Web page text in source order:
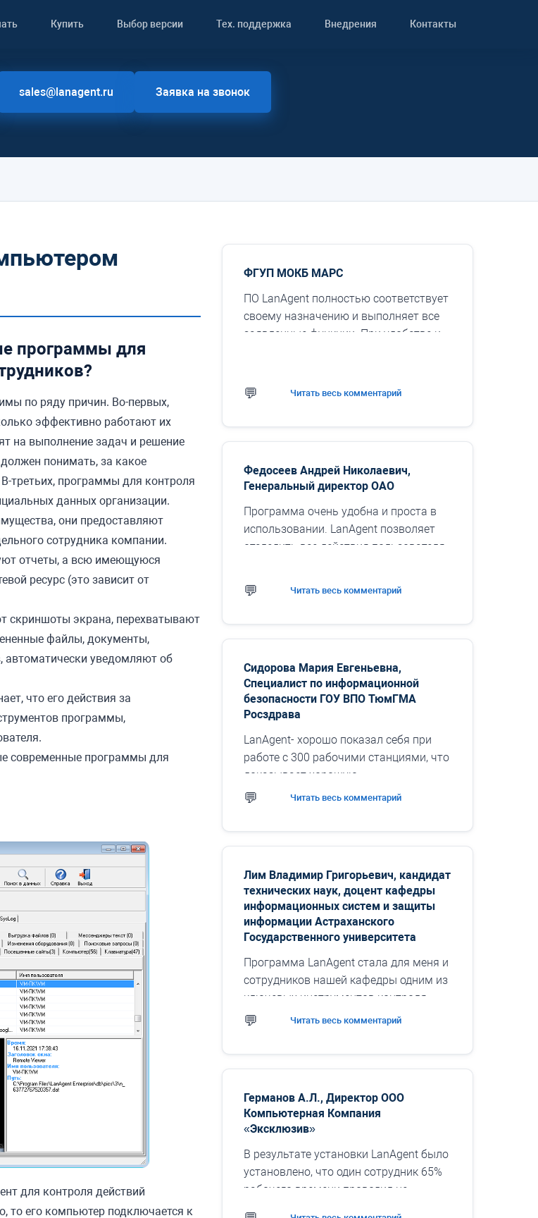
Купить Выбор версии Тех. поддержка Внедрения Контакты
sales@lanagent.ru Заявка на звонок
программы для
по ряду причин. Во-первых,
эффективно работают их
на выполнение задач и решение
понимать, за какое
третьих, программы для контроля
данных организации.
они предоставляют
сотрудника компании.
отчеты, а всю имеющуюся
ресурс (это зависит от
скриншоты экрана, перехватывают
файлы, документы,
автоматически уведомляют об
что его действия за
программы,
современные программы для
для контроля действий
то его компьютер подключается к
ФГУП МОКБ МАРС
ПО LanAgent полностью соответствует
своему назначению и выполняет все
заявленные функции. При удобстве и
Читать весь комментарий
Федосеев Андрей Николаевич,
Генеральный директор ОАО
Программа очень удобна и проста в
использовании. LanAgent позволяет
отследить все действия пользователя
картину его рабочего дня. Интуитивно
понятный интерфейс...
Читать весь комментарий
Сидорова Мария Евгеньевна,
Специалист по информационной
безопасности ГОУ ВПО ТюмГМА
Росздрава
LanAgent- хорошо показал себя при
работе с 300 рабочими станциями, что
доказывает хорошую
масштабируемость этого
стоит отметить специальные
возможности...
Читать весь комментарий
Лим Владимир Григорьевич, кандидат
технических наук, доцент кафедры
информационных систем и защиты
информации Астраханского
Государственного университета
Программа LanAgent стала для меня и
сотрудников нашей кафедры одним из
ключевых инструментов контроля
компьютеров. Средства удаленного
Читать весь комментарий
Германов А.Л., Директор ООО
Компьютерная Компания
«Эксклюзив»
В результате установки LanAgent было
установлено, что один сотрудник 65%
рабочего времени проводил не